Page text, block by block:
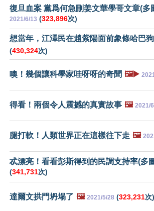
復旦血案 黨爲何急刪姜文華學哥文章(多
2021/6/13 (323,896次)
想當年，江澤民在趙紫陽面前象條哈巴狗
(430,324次)
噢！幾個讓科學家哇呀呀的奇聞 🖼️▶️
得看！兩個令人震撼的真實故事 🖼️ 2021/
腿打軟！人類世界正在這樣往下走 🖼️
忒漂亮！看看彭斯得到的民調支持率(多
(341,731次)
達爾文拱門坍塌了 🖼️ 2021/5/28 (323,231次)